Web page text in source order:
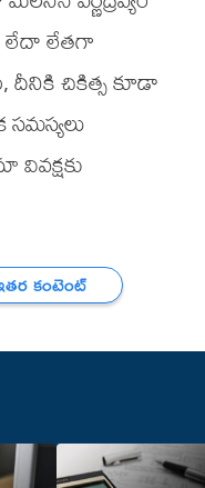
లేదా లేతగా
చికిత్స కూడా
కంటెంట్